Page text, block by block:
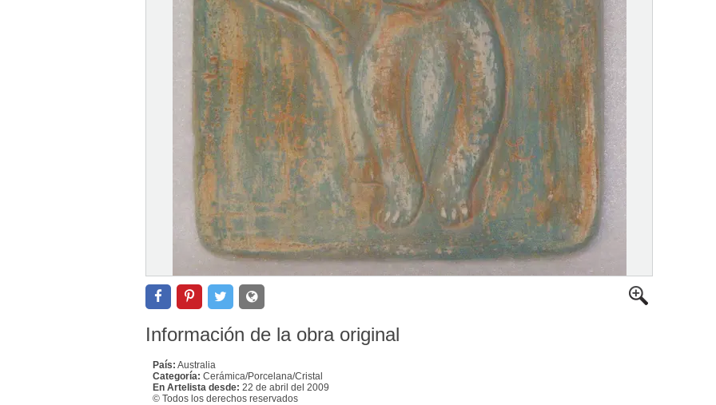
Información de la obra original
País: Australia
Categoría: Cerámica/Porcelana/Cristal
En Artelista desde: 22 de abril del 2009
© Todos los derechos reservados